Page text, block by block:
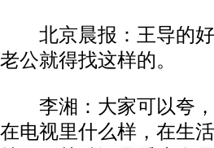
北京晨报：王导的好
老公就得找这样的。
李湘：大家可以夸，
在电视里什么样，在生